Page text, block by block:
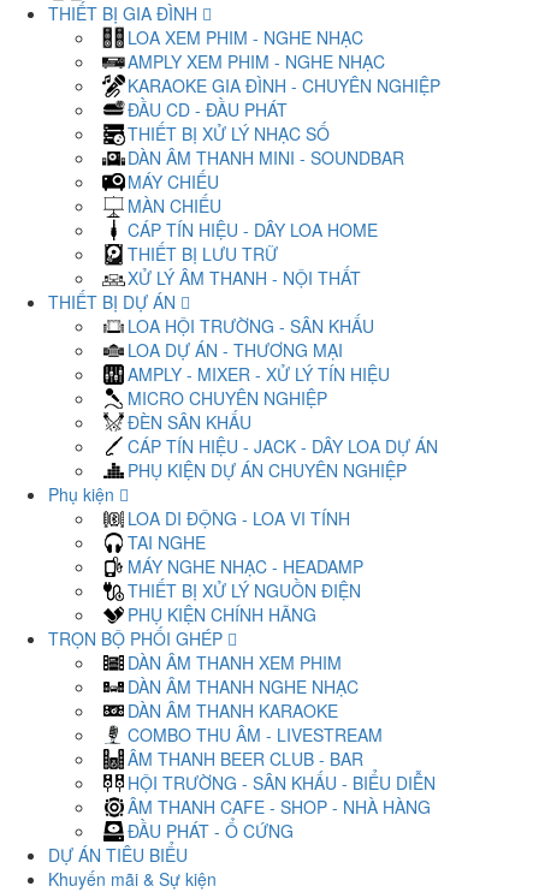
THIẾT BỊ GIA ĐÌNH
LOA XEM PHIM - NGHE NHẠC
AMPLY XEM PHIM - NGHE NHẠC
KARAOKE GIA ĐÌNH - CHUYÊN NGHIỆP
ĐẦU CD - ĐẦU PHÁT
THIẾT BỊ XỬ LÝ NHẠC SỐ
DÀN ÂM THANH MINI - SOUNDBAR
MÁY CHIẾU
MÀN CHIẾU
CÁP TÍN HIỆU - DÂY LOA HOME
THIẾT BỊ LƯU TRỮ
XỬ LÝ ÂM THANH - NỘI THẤT
THIẾT BỊ DỰ ÁN
LOA HỘI TRƯỜNG - SÂN KHẤU
LOA DỰ ÁN - THƯƠNG MẠI
AMPLY - MIXER - XỬ LÝ TÍN HIỆU
MICRO CHUYÊN NGHIỆP
ĐÈN SÂN KHẤU
CÁP TÍN HIỆU - JACK - DÂY LOA DỰ ÁN
PHỤ KIỆN DỰ ÁN CHUYÊN NGHIỆP
Phụ kiện
LOA DI ĐỘNG - LOA VI TÍNH
TAI NGHE
MÁY NGHE NHẠC - HEADAMP
THIẾT BỊ XỬ LÝ NGUỒN ĐIỆN
PHỤ KIỆN CHÍNH HÃNG
TRỌN BỘ PHỐI GHÉP
DÀN ÂM THANH XEM PHIM
DÀN ÂM THANH NGHE NHẠC
DÀN ÂM THANH KARAOKE
COMBO THU ÂM - LIVESTREAM
ÂM THANH BEER CLUB - BAR
HỘI TRƯỜNG - SÂN KHẤU - BIỂU DIỄN
ÂM THANH CAFE - SHOP - NHÀ HÀNG
ĐẦU PHÁT - Ổ CỨNG
DỰ ÁN TIÊU BIỂU
Khuyến mãi & Sự kiện